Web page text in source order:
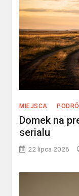
MIEJSCA
Domek na
serialu
22 lipca 2026